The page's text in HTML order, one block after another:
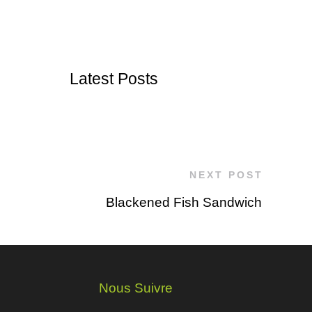
Latest Posts
NEXT POST
Blackened Fish Sandwich
Nous Suivre